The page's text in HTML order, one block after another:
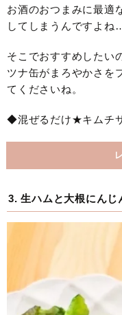
お酒のおつまみに最適
してしまうんですよね
そこでおすすめしたい
ツナ缶がまろやかさを
てくださいね。
◆混ぜるだけ★キムチ
3. 生ハムと大根にんじ